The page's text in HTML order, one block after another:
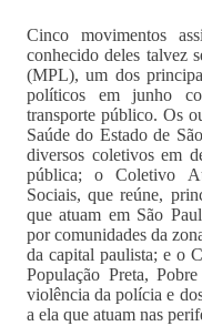
Cinco movimentos
conhecido deles talvez
(MPL), um dos
políticos em junho
transporte público. Os
Saúde do Estado de
diversos coletivos em
pública; o Coletivo
Sociais, que reúne,
que atuam em São
por comunidades da
da capital paulista; e o
População Preta,
violência da polícia e
a ela que atuam nas